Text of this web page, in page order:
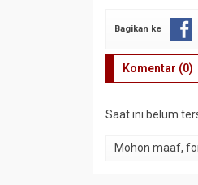
Bagikan ke
Komentar (0)
Saat ini belum
Mohon maaf,